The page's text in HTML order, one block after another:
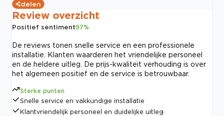
delen
Review overzicht
Positief sentiment97%
De reviews tonen snelle service en een professionele
installatie. Klanten waarderen het vriendelijke personeel
en de heldere uitleg. De prijs-kwaliteit verhouding is over
het algemeen positief en de service is betrouwbaar.
Sterke punten
Snelle service en vakkundige installatie
Klantvriendelijk personeel en duidelijke uitleg